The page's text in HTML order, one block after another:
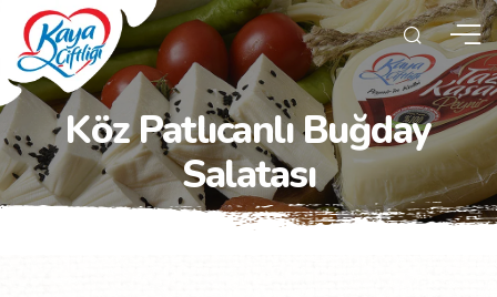
Köz Patlıcanlı Buğday
Salatası